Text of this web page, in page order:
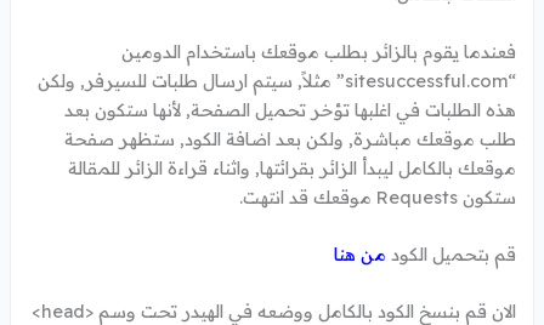
فعندما يقوم بالزائر بطلب موقعك باستخدام الدومين
“sitesuccessful.com” مثلاً, سيتم ارسال طلبات للسيرفر, ولكن
هذه الطلبات في اغلبها تؤخر تحميل الصفحة, لأنها ستكون بعد
طلب موقعك مباشرة, ولكن بعد اضافة الكود, ستظهر صفحة
موقعك بالكامل ليبدأ الزائر بقرائتها, واثناء قراءة الزائر للمقالة
ستكون Requests موقعك قد انتهت.
قم بتحميل الكود من هنا
الان قم بنسخ الكود بالكامل ووضعه في الهيدر تحت وسم <head>